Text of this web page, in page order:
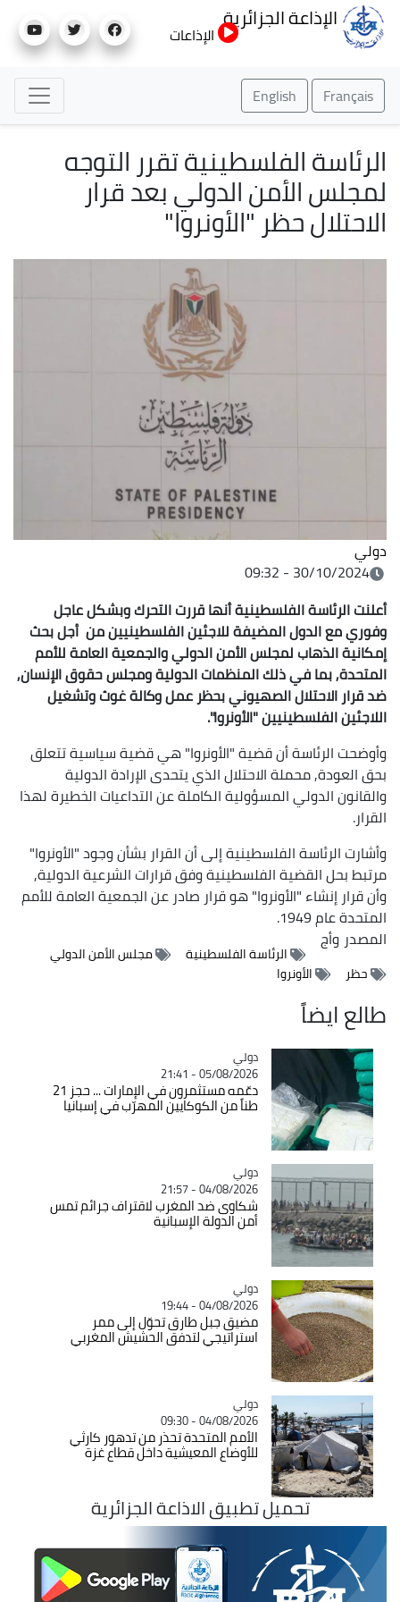
إلى
الإذاعة الجزائرية
الإذاعات
Français
English
الرئاسة الفلسطينية تقرر التوجه
لمجلس الأمن الدولي بعد قرار
الاحتلال حظر "الأونروا"
دولي
30/10/2024 - 09:32
أعلنت الرئاسة الفلسطينية أنها قررت التحرك وبشكل عاجل
وفوري مع الدول المضيفة للاجئين الفلسطينيين من أجل بحث
إمكانية الذهاب لمجلس الأمن الدولي والجمعية العامة للأمم
المتحدة, بما في ذلك المنظمات الدولية ومجلس حقوق الإنسان,
ضد قرار الاحتلال الصهيوني بحظر عمل وكالة غوث وتشغيل
اللاجئين الفلسطينيين "الأونروا".
وأوضحت الرئاسة أن قضية "الأونروا" هي قضية سياسية تتعلق
بحق العودة, محملة الاحتلال الذي يتحدى الإرادة الدولية
والقانون الدولي المسؤولية الكاملة عن التداعيات الخطيرة لهذا
القرار.
وأشارت الرئاسة الفلسطينية إلى أن القرار بشأن وجود "الأونروا"
مرتبط بحل القضية الفلسطينية وفق قرارات الشرعية الدولية,
وأن قرار إنشاء "الأونروا" هو قرار صادر عن الجمعية العامة للأمم
المتحدة عام 1949.
المصدروأج
الرئاسة الفلسطينية
مجلس الأمن الدولي
حظر
الأونروا
طالع ايضاً
Catégorie
دولي
05/08/2026 - 21:41
دعّمه مستثمرون في الإمارات ... حجز 21
طناً من الكوكايين المهرّب في إسبانيا
Catégorie
دولي
04/08/2026 - 21:57
شكاوى ضد المغرب لاقتراف جرائم تمس
أمن الدولة الإسبانية
Catégorie
دولي
04/08/2026 - 19:44
مضيق جبل طارق تحوّل إلى ممر
استراتيجي لتدفق الحشيش المغربي
Catégorie
دولي
04/08/2026 - 09:30
الأمم المتحدة تحذر من تدهور كارثي
للأوضاع المعيشية داخل قطاع غزة
تحميل تطبيق الاذاعة الجزائرية